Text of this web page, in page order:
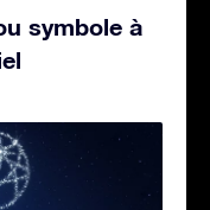
symbole à